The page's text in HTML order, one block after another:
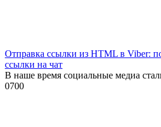
Отправка ссылки из HTML в Viber:
ссылки на чат
В наше время социальные медиа
0700